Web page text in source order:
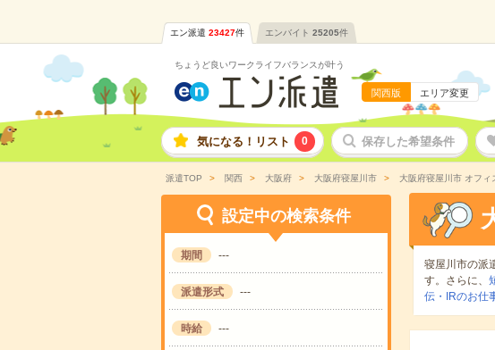
エン派遣 23427件 エンバイト 25205件
ちょうど良いワークライフバランスが叶う
関西版 エリア変更
気になる！リスト 0 保存した希望条件
派遣TOP 関西 大阪府 大阪府寝屋川市 大阪府寝屋川市 オフィ
設定中の検索条件
期間 ---
派遣形式 ---
時給 ---
寝屋川市の派
す。さらに、
伝・IRのお仕